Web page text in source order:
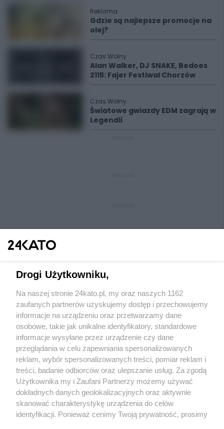
Reklama
Gdzie są najlepsze promocje na
olej?
Czas Wolny
Alan Walker, DJ SNAKE, Bedoes
2115: Fajer Festiwal Chorzów
Czas Wolny
Światowe gwiazdy EDM zagrają w
Legendii
Wydawca mediów lokalnych
Nie zapomnij
zapoznać się z:
polityką prywatności regulamin korzystania z portali
Twojemiasto
Piekary Śląskie
Chorzów
Tarnowskie Góry
Skontakuj sięz nami
Kontakt
Wydawca
Redakcja
Drogi Użytkowniku,
Na naszej stronie 24kato.pl, my oraz naszych 1162
zaufanych partnerów uzyskujemy dostęp i przechowujemy
informacje na urządzeniu oraz przetwarzamy dane
osobowe, takie jak unikalne identyfikatory, standardowe
informacje wysyłane przez urządzenie czy dane
przeglądania w celu zapewniania spersonalizowanych
reklam, wybór spersonalizowanych treści, pomiar reklam i
treści, badanie odbiorców oraz ulepszanie usług. Za zgodą
Użytkownika my i Zaufani Partnerzy możemy używać
dokładnych danych geolokalizacyjnych oraz aktywnie
skanować charakterystykę urządzenia do celów
identyfikacji. Ponieważ cenimy Twoją prywatność, prosimy